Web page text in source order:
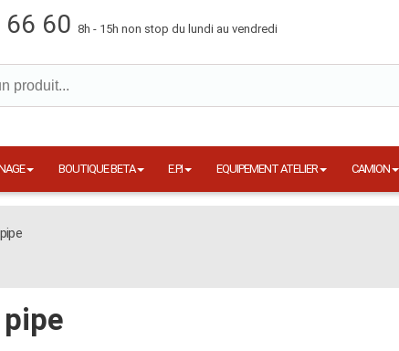
66 60 8h - 15h non stop du lundi au vendredi
BOUTIQUE BETA E.P.I EQUIPEMENT ATELIER CAMION
pipe